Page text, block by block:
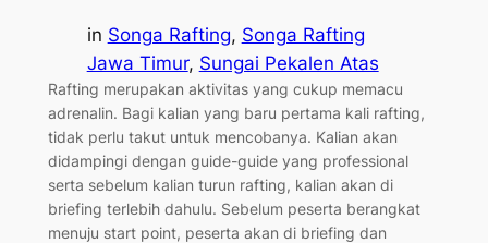
in Songa Rafting, Songa Rafting
Jawa Timur, Sungai Pekalen Atas
Rafting merupakan aktivitas yang cukup memacu
adrenalin. Bagi kalian yang baru pertama kali rafting,
tidak perlu takut untuk mencobanya. Kalian akan
didampingi dengan guide-guide yang professional
serta sebelum kalian turun rafting, kalian akan di
briefing terlebih dahulu. Sebelum peserta berangkat
menuju start point, peserta akan di briefing dan